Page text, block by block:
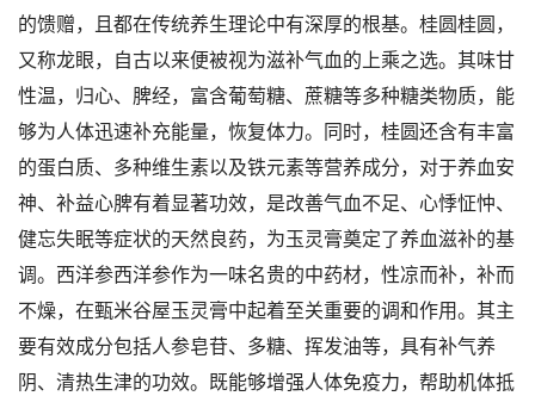
的馈赠，且都在传统养生理论中有深厚的根基。桂圆桂圆，
又称龙眼，自古以来便被视为滋补气血的上乘之选。其味甘
性温，归心、脾经，富含葡萄糖、蔗糖等多种糖类物质，能
够为人体迅速补充能量，恢复体力。同时，桂圆还含有丰富
的蛋白质、多种维生素以及铁元素等营养成分，对于养血安
神、补益心脾有着显著功效，是改善气血不足、心悸怔忡、
健忘失眠等症状的天然良药，为玉灵膏奠定了养血滋补的基
调。西洋参西洋参作为一味名贵的中药材，性凉而补，补而
不燥，在甄米谷屋玉灵膏中起着至关重要的调和作用。其主
要有效成分包括人参皂苷、多糖、挥发油等，具有补气养
阴、清热生津的功效。既能够增强人体免疫力，帮助机体抵